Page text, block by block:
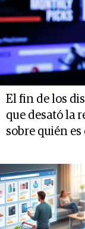
El fin de los
que desató la
sobre quién